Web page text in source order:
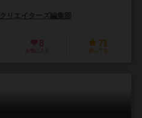
クリエイターズ編集部
8
お気に入り
71
持ってる